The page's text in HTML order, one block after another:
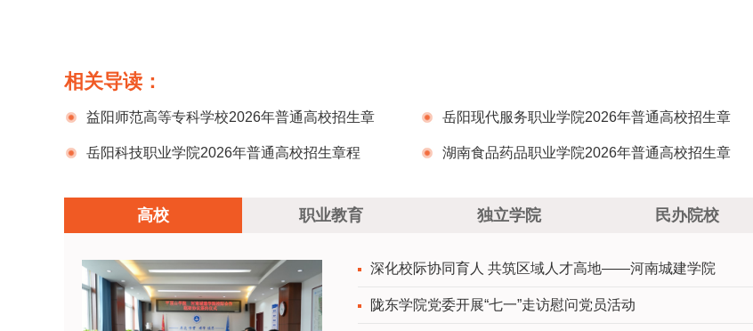
相关导读：
益阳师范高等专科学校2026年普通高校招生章
程
岳阳现代服务职业学院2026年普通高校招生章
程
岳阳科技职业学院2026年普通高校招生章程 湖南食品药品职业学院2026年普通高校招生章
高校 职业教育 独立学院 民办院校
深化校际协同育人 共筑区域人才高地——河南城建学院
陇东学院党委开展“七一”走访慰问党员活动